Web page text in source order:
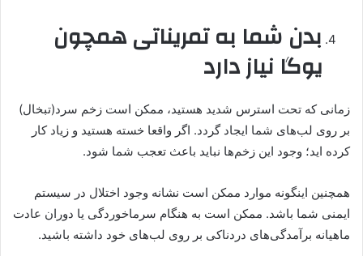
بدن شما به تمریناتی همچون
یوگا نیاز دارد
زمانی که تحت استرس شدید هستید، ممکن است زخم سرد(تبخال)
بر روی لب‌های شما ایجاد گردد. اگر واقعا خسته هستید و زیاد کار
کرده اید؛ وجود این زخم‌ها نباید باعث تعجب شما شود.
همچنین اینگونه موارد ممکن است نشانه وجود اختلال در سیستم
ایمنی شما باشد. ممکن است به هنگام سرماخوردگی یا دوران عادت
ماهیانه برآمدگی‌های دردناکی بر روی لب‌های خود داشته باشید.